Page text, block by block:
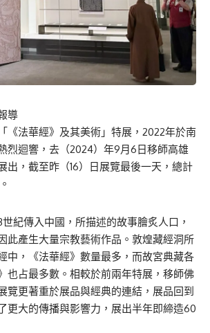
導
《法華經》及其美術」特展，2022年於南
烈迴響，去（2024）年9月6日移師高雄
出，截至昨（16）日展覽最後一天，總計
世紀傳入中國，所描述的故事膾炙人口，
此產生大量宗教藝術作品。敦煌藏經洞所
中，《法華經》數量最多，而故宮典藏各
也占最多數。相較於前兩年特展，移師佛
覽更著重於展品與經典的連結，展品回到
更大的傳播與影響力，展出半年即締造60